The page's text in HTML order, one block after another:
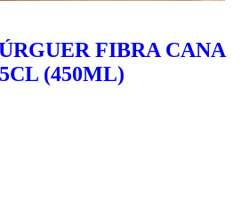
FIBRA CANA
(450ML)